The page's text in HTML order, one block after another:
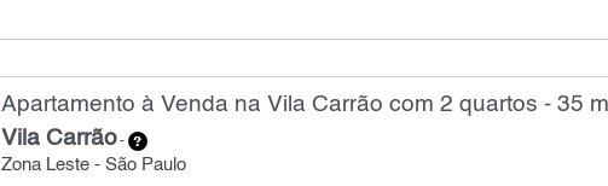
Apartamento à Venda na Vila Carrão com 2 quartos - 35
Vila Carrão-
Zona Leste - São Paulo